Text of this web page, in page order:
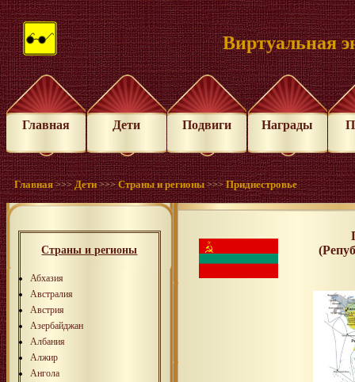
Виртуальная
Главная Дети Подвиги Награды
Главная >>>Дети >>>Страны и регионы >>>Приднестровье
Страны и регионы
Абхазия
Австралия
Австрия
Азербайджан
Албания
Алжир
Ангола